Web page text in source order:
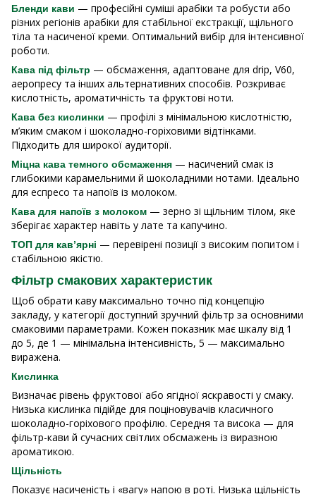
Бленди кави — професійні суміші арабіки та робусти або
різних регіонів арабіки для стабільної екстракції, щільного
тіла та насиченої креми. Оптимальний вибір для інтенсивної
роботи.
Кава під фільтр — обсмаження, адаптоване для drip, V60,
аеропресу та інших альтернативних способів. Розкриває
кислотність, ароматичність та фруктові ноти.
Кава без кислинки — профілі з мінімальною кислотністю,
м’яким смаком і шоколадно-горіховими відтінками.
Підходить для широкої аудиторії.
Міцна кава темного обсмаження — насичений смак із
глибокими карамельними й шоколадними нотами. Ідеально
для еспресо та напоїв із молоком.
Кава для напоїв з молоком — зерно зі щільним тілом, яке
зберігає характер навіть у лате та капучино.
ТОП для кав’ярні — перевірені позиції з високим попитом і
стабільною якістю.
Фільтр смакових характеристик
Щоб обрати каву максимально точно під концепцію
закладу, у категорії доступний зручний фільтр за основними
смаковими параметрами. Кожен показник має шкалу від 1
до 5, де 1 — мінімальна інтенсивність, 5 — максимально
виражена.
Кислинка
Визначає рівень фруктової або ягідної яскравості у смаку.
Низька кислинка підійде для поціновувачів класичного
шоколадно-горіхового профілю. Середня та висока — для
фільтр-кави й сучасних світлих обсмажень із виразною
ароматикою.
Щільність
Показує насиченість і «вагу» напою в роті. Низька щільність